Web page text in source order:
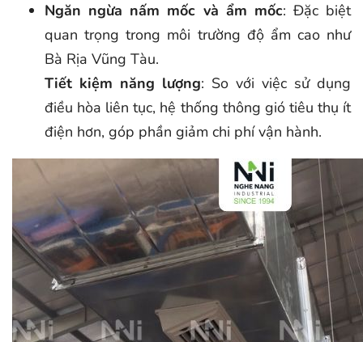
Ngăn ngừa nấm mốc và ẩm mốc: Đặc biệt
quan trọng trong môi trường độ ẩm cao như
Bà Rịa Vũng Tàu.
Tiết kiệm năng lượng: So với việc sử dụng
điều hòa liên tục, hệ thống thông gió tiêu thụ ít
điện hơn, góp phần giảm chi phí vận hành.